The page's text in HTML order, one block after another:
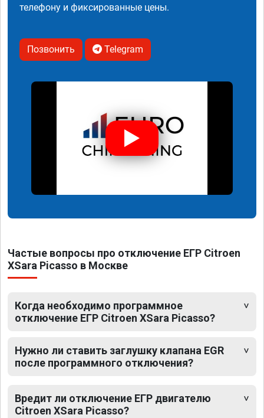
телефону и фиксированные цены.
Позвонить Telegram
Частые вопросы про отключение ЕГР Citroen
XSara Picasso в Москве
Когда необходимо программное
отключение ЕГР Citroen XSara Picasso?
Нужно ли ставить заглушку клапана EGR
после программного отключения?
Вредит ли отключение ЕГР двигателю
Citroen XSara Picasso?